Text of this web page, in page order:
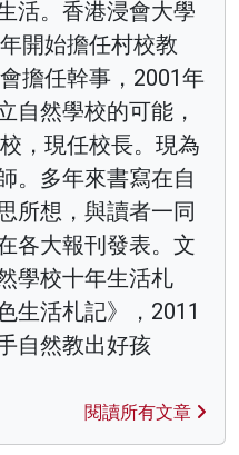
活。香港浸會大學
開始擔任村校教
擔任幹事，2001年
自然學校的可能，
，現任校長。現為
。多年來書寫在自
所想，與讀者一同
各大報刊發表。文
學校十年生活札
生活札記》，2011
自然教出好孩
閱讀所有文章